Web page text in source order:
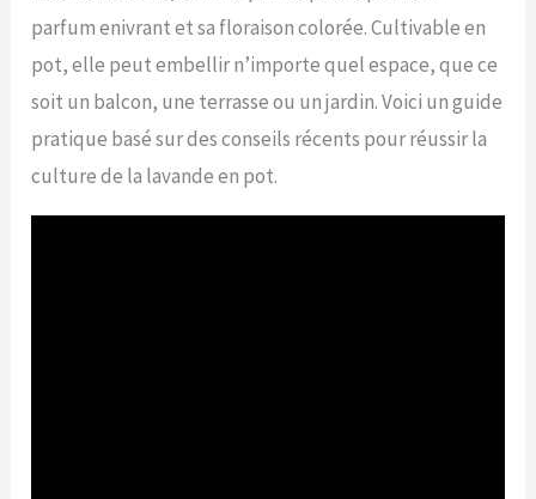
parfum enivrant et sa floraison colorée. Cultivable en
pot, elle peut embellir n’importe quel espace, que ce
soit un balcon, une terrasse ou un jardin. Voici un guide
pratique basé sur des conseils récents pour réussir la
culture de la lavande en pot.